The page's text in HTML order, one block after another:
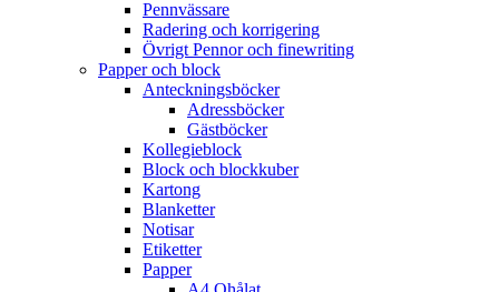
Pennvässare
Radering och korrigering
Övrigt Pennor och finewriting
Papper och block
Anteckningsböcker
Adressböcker
Gästböcker
Kollegieblock
Block och blockkuber
Kartong
Blanketter
Notisar
Etiketter
Papper